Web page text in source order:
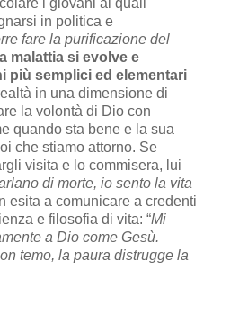
in politica e
fare la purificazione del
malattia si evolve e
più semplici ed elementari
in una dimensione di
la volontà di Dio con
quando sta bene e la sua
che stiamo attorno. Se
visita e lo commisera, lui
di morte, io sento la vita
esita a comunicare a credenti
e filosofia di vita: “Mi
a Dio come Gesù.
temo, la paura distrugge la